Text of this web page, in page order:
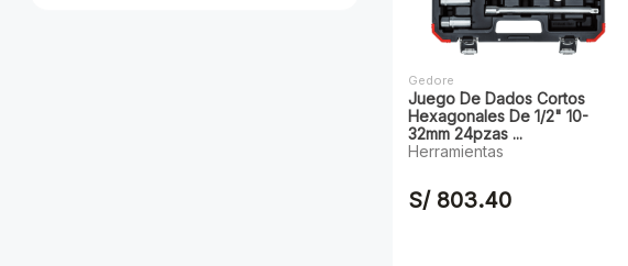
Gedore
Juego De Dados Cortos
Hexagonales De 1/2" 10-
32mm 24pzas ...
Herramientas
S/ 803.40